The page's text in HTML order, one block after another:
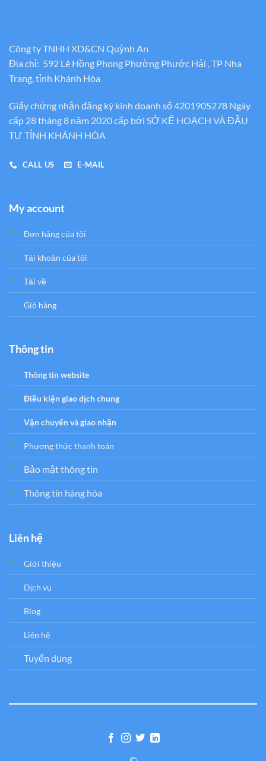
Công ty TNHH XD&CN Quỳnh An
Địa chỉ: 592 Lê Hồng Phong Phường Phước Hải , TP Nha
Trang, tỉnh Khánh Hòa
Giấy chứng nhận đăng ký kinh doanh số 4201905278 Ngày
cấp 28 tháng 8 năm 2020 cấp bới SỞ KẾ HOẠCH VÀ ĐẦU
TƯ TỈNH KHÁNH HÒA
CALL US E-MAIL
My account
Đơn hàng của tôi
Tải khoản của tôi
Tải về
Giỏ hàng
Thông tin
Thông tin website
Điều kiện giao dịch chung
Vận chuyển và giao nhận
Phương thức thanh toán
Bảo mật thông tin
Thông tin hàng hóa
Liên hệ
Giới thiệu
Dịch vụ
Blog
Liên hệ
Tuyển dụng